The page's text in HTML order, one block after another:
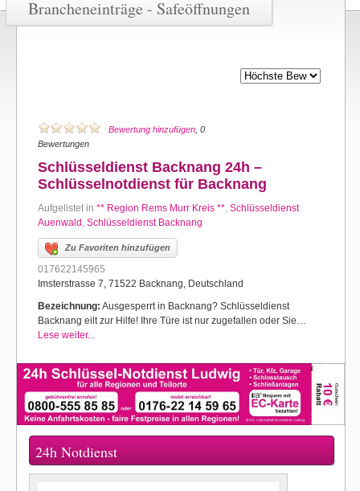
Brancheneinträge - Safeöffnungen
Bewertung hinzufügen , 0
Bewertungen
Schlüsseldienst Backnang 24h –
Schlüsselnotdienst für Backnang
Aufgelistet in ** Region Rems Murr Kreis **, Schlüsseldienst
Auenwald , Schlüsseldienst Backnang
Zu Favoriten hinzufügen
017622145965
Imsterstrasse 7, 71522 Backnang, Deutschland
Bezeichnung: Ausgesperrt in Backnang? Schlüsseldienst
Backnang eilt zur Hilfe! Ihre Türe ist nur zugefallen oder Sie…
Lese weiter...
24h Notdienst